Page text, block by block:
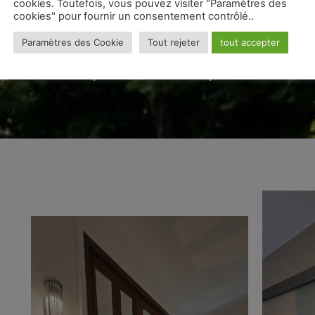
privilégions des matériaux
finitions soignées et gérons
cookies. Toutefois, vous pouvez visiter "Paramètres des
cookies" pour fournir un consentement contrôlé..
Paramètres des Cookie Tout rejeter tout accepter